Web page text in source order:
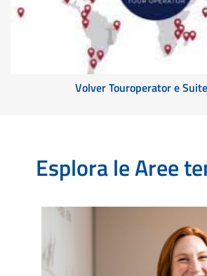
Volver Touroperator e
Esplora le Aree